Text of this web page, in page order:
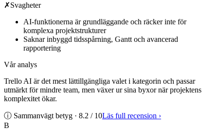
✗Svagheter
AI-funktionerna är grundläggande och räcker inte för
komplexa projektstrukturer
Saknar inbyggd tidsspårning, Gantt och avancerad
rapportering
Vår analys
Trello AI är det mest lättillgängliga valet i kategorin och passar
utmärkt för mindre team, men växer ur sina byxor när projektens
komplexitet ökar.
ⓘ Sammanvägt betyg · 8.2 / 10Läs full recension ›
B